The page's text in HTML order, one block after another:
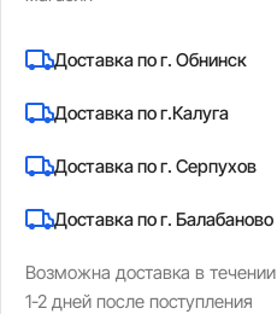
Доставка по г. Обнинск
Доставка по г.Калуга
Доставка по г. Серпухов
Доставка по г. Балабаново
Возможна доставка в течении
1-2 дней после поступления